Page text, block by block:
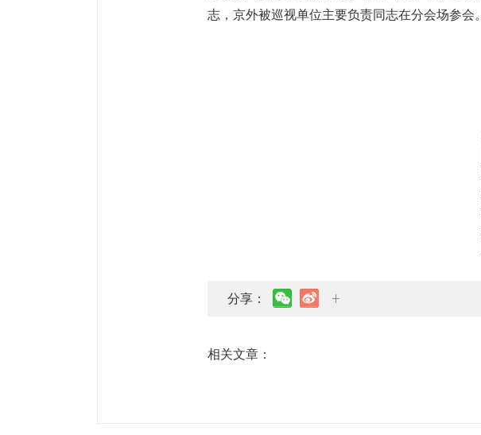
志，京外被巡视单位主要负责同志在分会场参会。
分享：
相关文章：